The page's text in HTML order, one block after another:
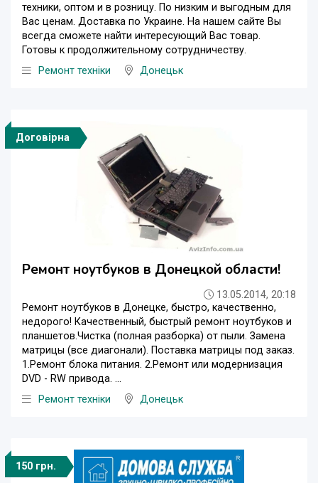
техники, оптом и в розницу. По низким и выгодным для
Вас ценам. Доставка по Украине. На нашем сайте Вы
всегда сможете найти интересующий Вас товар.
Готовы к продолжительному сотрудничеству.
Ремонт техніки
Донецьк
Договірна
Ремонт ноутбуков в Донецкой области!
13.05.2014, 20:18
Ремонт ноутбуков в Донецке, быстро, качественно,
недорого! Качественный, быстрый ремонт ноутбуков и
планшетов.Чистка (полная разборка) от пыли. Замена
матрицы (все диагонали). Поставка матрицы под заказ.
1.Ремонт блока питания. 2.Ремонт или модернизация
DVD - RW привода. ...
Ремонт техніки
Донецьк
150 грн.